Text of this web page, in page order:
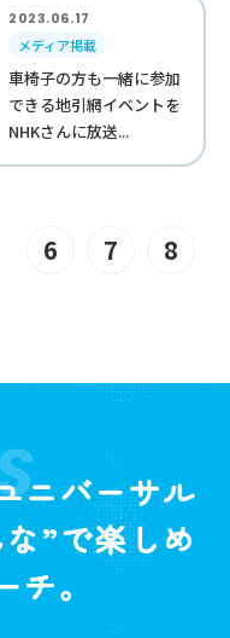
2023.06.17
メディア掲載
車椅子の方も一緒に参加
できる地引網イベントを
NHKさんに放送...
6 7 8
ニバーサル
”で楽しめ
。